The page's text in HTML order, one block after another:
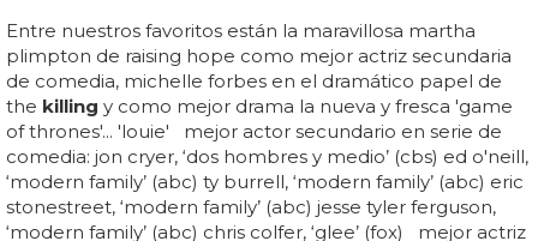
Entre nuestros favoritos están la maravillosa martha
plimpton de raising hope como mejor actriz secundaria
de comedia, michelle forbes en el dramático papel de
the killing y como mejor drama la nueva y fresca 'game
of thrones'... 'louie' mejor actor secundario en serie de
comedia: jon cryer, ‘dos hombres y medio’ (cbs) ed o'neill,
‘modern family’ (abc) ty burrell, ‘modern family’ (abc) eric
stonestreet, ‘modern family’ (abc) jesse tyler ferguson,
‘modern family’ (abc) chris colfer, ‘glee’ (fox) mejor actriz